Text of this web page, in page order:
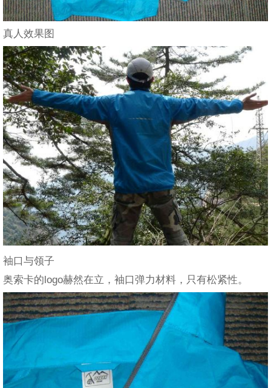
真人效果图
袖口与领子
奥索卡的logo赫然在立，袖口弹力材料，只有松紧性。